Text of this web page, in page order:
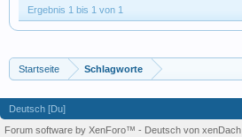
Ergebnis 1 bis 1 von 1
Startseite Schlagworte
Deutsch [Du]
Forum software by XenForo™ - Deutsch von xenDach